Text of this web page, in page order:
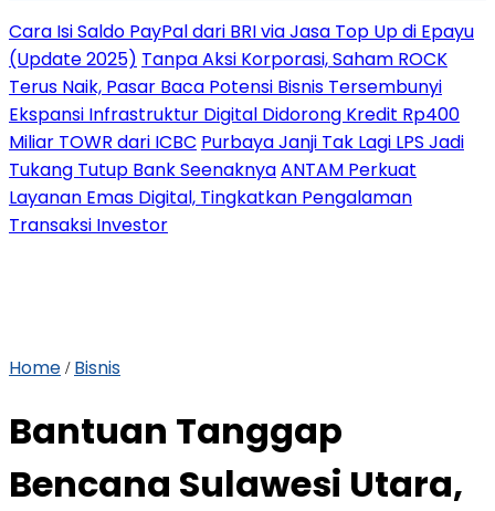
Cara Isi Saldo PayPal dari BRI via Jasa Top Up di Epayu
(Update 2025) Tanpa Aksi Korporasi, Saham ROCK
Terus Naik, Pasar Baca Potensi Bisnis Tersembunyi
Ekspansi Infrastruktur Digital Didorong Kredit Rp400
Miliar TOWR dari ICBC Purbaya Janji Tak Lagi LPS Jadi
Tukang Tutup Bank SeenaknyaANTAM Perkuat
Layanan Emas Digital, Tingkatkan Pengalaman
Transaksi Investor
Home / Bisnis
Bantuan Tanggap
Bencana Sulawesi Utara,